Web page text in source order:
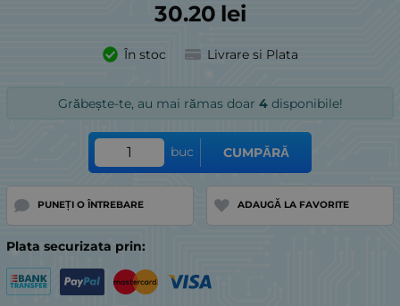
30.20 lei
În stoc Livrare si Plata
Grăbește-te, au mai rămas doar 4disponibile!
buc CUMPĂRĂ
PUNEȚI O ÎNTREBARE ADAUGĂ LA FAVORITE
Plata securizata prin: